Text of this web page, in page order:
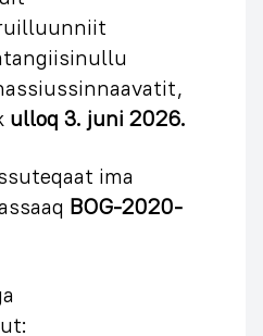
ulloq 3. juni 2026.
ima
BOG-2020-